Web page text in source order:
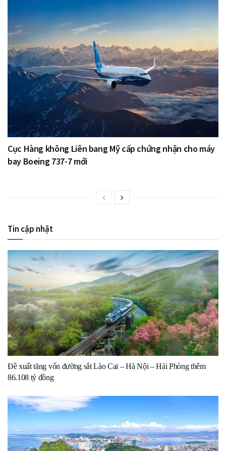
Cục Hàng không Liên bang Mỹ cấp chứng nhận cho máy
bay Boeing 737-7 mới
Tin cập nhật
Đề xuất tăng vốn đường sắt Lào Cai – Hà Nội – Hải Phòng thêm
86.108 tỷ đồng